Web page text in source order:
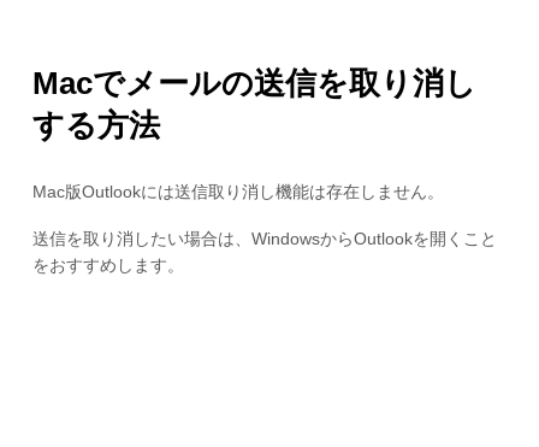
Macでメールの送信を取り消し
する方法
Mac版Outlookには送信取り消し機能は存在しません。
送信を取り消したい場合は、WindowsからOutlookを開くこと
をおすすめします。